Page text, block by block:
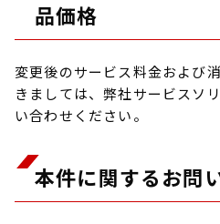
品価格
変更後のサービス料金および
きましては、弊社サービスソ
い合わせください。
本件に関するお問